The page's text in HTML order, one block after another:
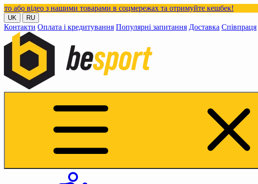
з нашими товарами в соцмережах та отримуйте кешбек!
UK RU
Контакти Оплата і кредитування Популярні запитання Доставка Співпраця